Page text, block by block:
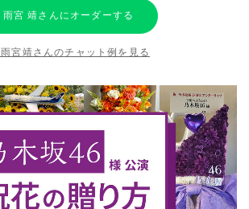
雨宮 靖さんにオーダーする
雨宮靖さんのチャット例を見る